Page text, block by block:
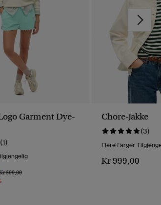
Garment Dye-
(1)
Nedsatt Fra
399,00Til
Chore-Jakke
(3)
Flere Farger
Kr 999,00